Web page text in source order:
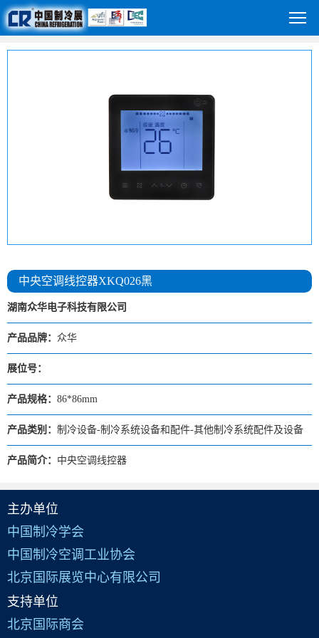
中央空调线控器XKQ026黑
湖南众华电子科技有限公司
产品品牌： 众华
展位号：
产品规格： 86*86mm
产品类别： 制冷设备-制冷系统设备和配件-其他制冷系统配件及设备
产品简介： 中央空调线控器
主办单位
中国制冷学会
中国制冷空调工业协会
北京国际展览中心有限公司
支持单位
北京国际商会